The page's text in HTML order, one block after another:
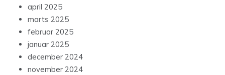
april 2025
marts 2025
februar 2025
januar 2025
december 2024
november 2024